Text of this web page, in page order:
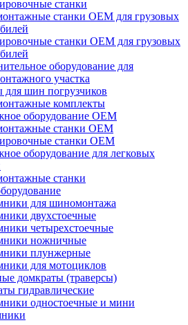
станки
станки ОЕМ для грузовых
станки ОЕМ для грузовых
оборудование для
участка
для шин погрузчиков
комплекты
оборудование ОЕМ
станки ОЕМ
станки ОЕМ
оборудование для легковых
станки
для шиномонтажа
двухстоечные
четырехстоечные
ножничные
плунжерные
для мотоциклов
домкраты (траверсы)
гидравлические
одностоечные и мини